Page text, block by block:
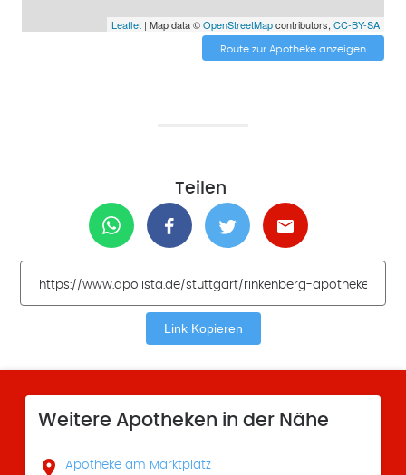
Leaflet| Map data ©OpenStreetMapcontributors, CC-BY-SA
Route zur Apotheke anzeigen
Teilen
Link Kopieren
Weitere Apotheken in der Nähe

Apotheke am Marktplatz